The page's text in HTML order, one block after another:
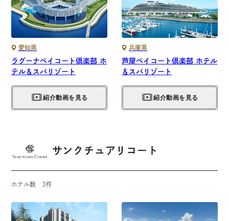
愛知県
ラグーナベイコート倶楽部 ホ
テル＆スパリゾート
紹介動画を見る
兵庫県
芦屋ベイコート倶楽部 ホテル
＆スパリゾート
紹介動画を見る
サンクチュアリコート
ホテル数 3件